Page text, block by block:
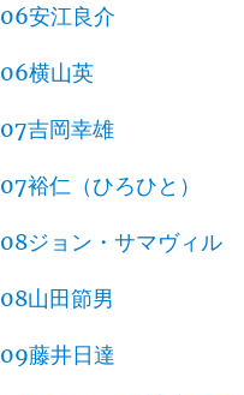
06安江良介
06横山英
07吉岡幸雄
07裕仁（ひろひと）
08ジョン・サマヴィル
08山田節男
09藤井日達